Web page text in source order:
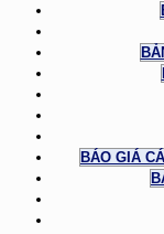
BÁO GIÁ